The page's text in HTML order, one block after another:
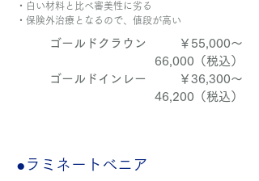
・白い材料と比べ審美性に劣る
・保険外治療となるので、値段が高い
ゴールドクラウン	￥55,000～
66,000（税込）
ゴールドインレー	￥36,300～
46,200（税込）
●ラミネートべニア